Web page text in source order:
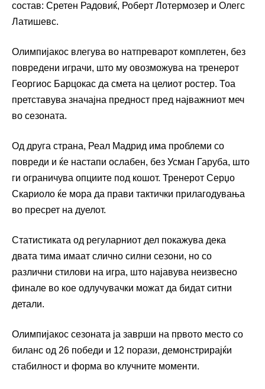
состав: Сретен Радовиќ, Роберт Лотермозер и Олегс
Латишевс.
Олимпијакос влегува во натпреварот комплетен, без
повредени играчи, што му овозможува на тренерот
Георгиос Барцокас да смета на целиот ростер. Тоа
претставува значајна предност пред најважниот меч
во сезоната.
Од друга страна, Реал Мадрид има проблеми со
повреди и ќе настапи ослабен, без Усман Гаруба, што
ги ограничува опциите под кошот. Тренерот Серџо
Скариоло ќе мора да прави тактички прилагодувања
во пресрет на дуелот.
Статистиката од регуларниот дел покажува дека
двата тима имаат слично силни сезони, но со
различни стилови на игра, што најавува неизвесно
финале во кое одлучувачки можат да бидат ситни
детали.
Олимпијакос сезоната ја заврши на првото место со
биланс од 26 победи и 12 порази, демонстрирајќи
стабилност и форма во клучните моменти.